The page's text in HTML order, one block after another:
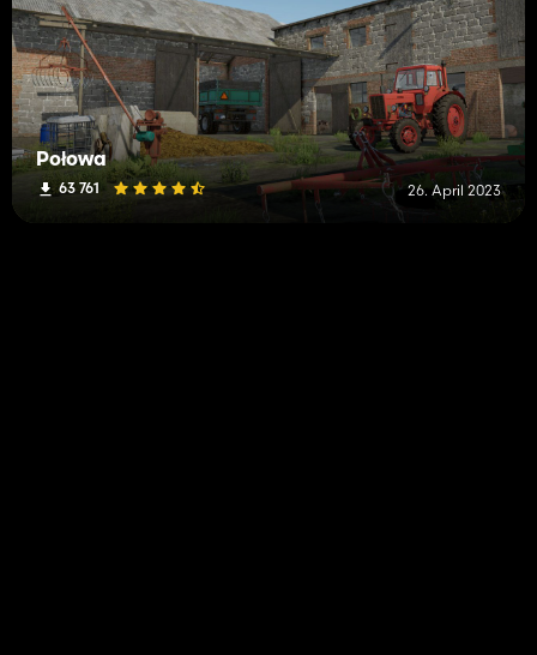
Połowa
63 761 26. April 2023